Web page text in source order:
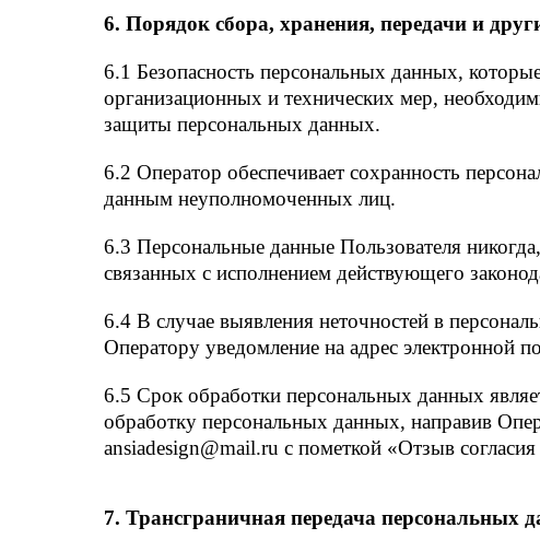
6. Порядок сбора, хранения, передачи и
6.1 Безопасность персональных данных,
организационных и технических мер,
защиты персональных данных.
6.2 Оператор обеспечивает сохранность
данным неуполномоченных лиц.
6.3 Персональные данные Пользователя
связанных с исполнением действующего
6.4 В случае выявления неточностей в
Оператору уведомление на адрес электронной
6.5 Срок обработки персональных данных
обработку персональных данных, направив
ansiadesign@mail.ru с пометкой «Отзыв
7. Трансграничная передача персональных